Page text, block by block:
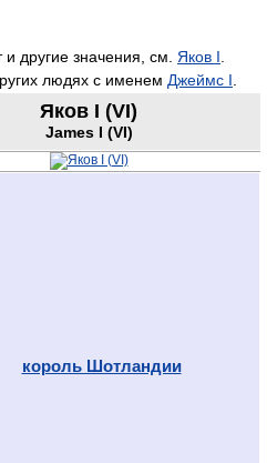
другие значения, см. Яков I
людях с именем Джеймс I
Яков I (VI)
James I (VI)
король Шотландии